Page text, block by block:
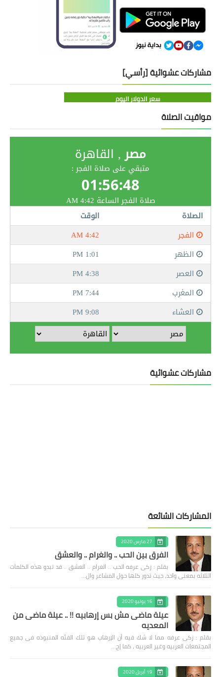
مشاركات عشوائية [رأسي]
سعر الدولار اليوم
مواقيت الصلاة
مشاركات عشوائية
المشاركات الشائعة
27 مارس 2020
الفرق بين الحب .. والغرام .. والعشق
بقلم : زكى عرفه الحب .. الغرام .. العشق .. قد تبدو هذه الكلمات
الثلاثه بمعنى واحد، حيث تدور كلها حول المشاعر وال…
16 يوليو 2020
عيلة ماضى مش بس إرهابيه !! .. عيلة ماضى من
المعديه
بقلم : زكى عرفه مما لا شك فيه أن الإرهاب هو تلك الفئه المنبوذه فى جميع
المجتمعات العربيه وغير العربيه ، كما إج…
19 أبريل 2020